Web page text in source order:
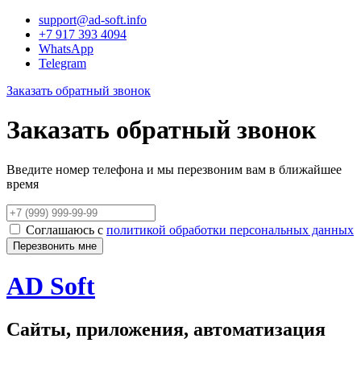
support@ad-soft.info
+7 917 393 4094
WhatsApp
Telegram
Заказать обратный звонок
Заказать обратный звонок
Введите номер телефона и мы перезвоним вам в ближайшее
время
Соглашаюсь с политикой обработки персональных данных
AD Soft
Сайты, приложения, автоматизация